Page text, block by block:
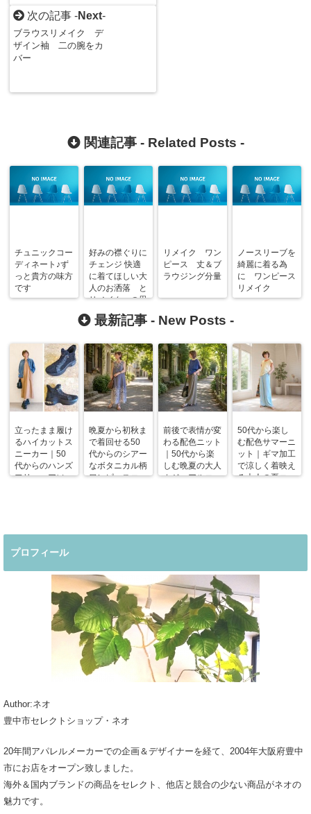
次の記事 -Next-
ブラウスリメイク デ
ザイン袖 二の腕をカ
バー
関連記事 - Related Posts -
チュニックコー
ディネート♪ず
っと貴方の味方
です
好みの襟ぐりに
チェンジ 快適
に着てほしい大
人のお洒落 と
リメイクへの思
リメイク ワン
ピース 丈＆ブ
ラウジング分量
ノースリーブを
綺麗に着る為
に ワンピース
リメイク
最新記事 - New Posts -
立ったまま履け
るハイカットス
ニーカー｜50
代からのハンズ
フリーエアソー
晩夏から初秋ま
で着回せる50
代からのシアー
なボタニカル柄
ワンピースコー
前後で表情が変
わる配色ニット
｜50代から楽
しむ晩夏の大人
カジュアルコー
50代から楽し
む配色サマーニ
ット｜ギマ加工
で涼しく着映え
る大人の夏コー
プロフィール
Author:ネオ
豊中市セレクトショップ・ネオ
20年間アパレルメーカーでの企画＆デザイナーを経て、2004年大阪府豊中
市にお店をオープン致しました。
海外＆国内ブランドの商品をセレクト、他店と競合の少ない商品がネオの
魅力です。